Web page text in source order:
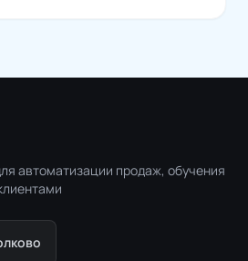
автоматизации продаж, обучения